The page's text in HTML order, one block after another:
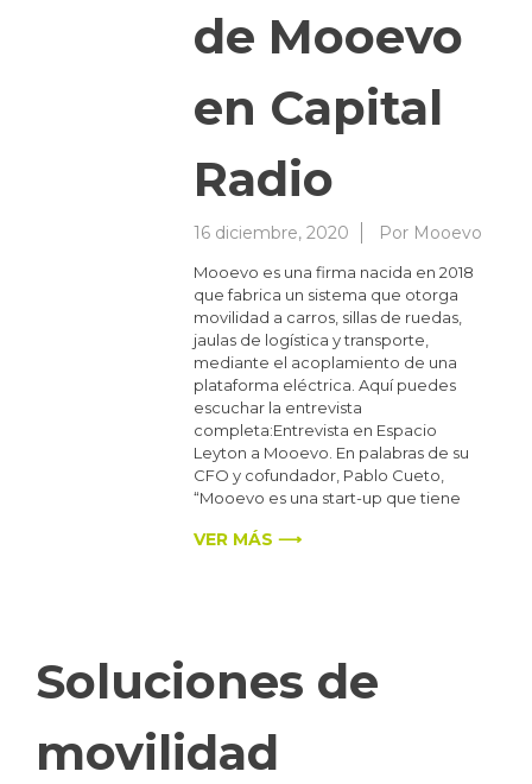
de Mooevo
en Capital
Radio
16 diciembre, 2020 Por Mooevo
Mooevo es una firma nacida en 2018
que fabrica un sistema que otorga
movilidad a carros, sillas de ruedas,
jaulas de logística y transporte,
mediante el acoplamiento de una
plataforma eléctrica. Aquí puedes
escuchar la entrevista
completa:Entrevista en Espacio
Leyton a Mooevo. En palabras de su
CFO y cofundador, Pablo Cueto,
“Mooevo es una start-up que tiene
VER MÁS ⟶
Soluciones de
movilidad